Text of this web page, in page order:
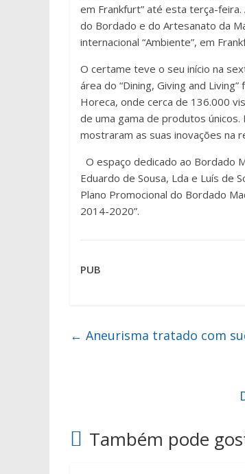
em Frankfurt” até esta terça-
do Bordado e do Artesanato da
internacional “Ambiente”, em
O certame teve o seu início na
área do “Dining, Giving and
Horeca, onde cerca de 136.000
de uma gama de produtos
mostraram as suas inovações na
O espaço dedicado ao Bordado
Eduardo de Sousa, Lda e Luís de
Plano Promocional do Bordado
2014-2020”.
PUB
← Aneurisma tratado com
Também pode